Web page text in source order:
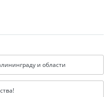
и области